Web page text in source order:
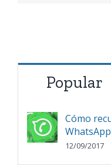
Popular
Cómo
12/09/2017